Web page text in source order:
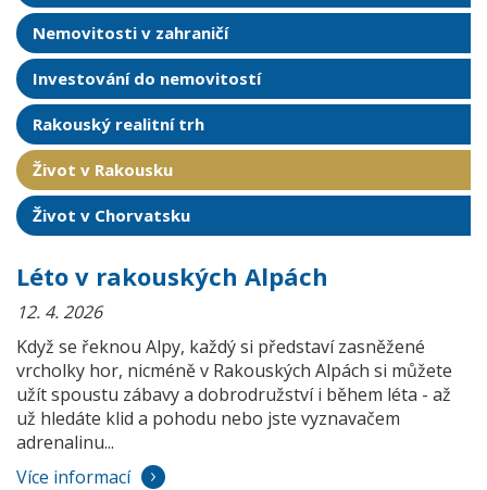
Nemovitosti v zahraničí
Investování do nemovitostí
Rakouský realitní trh
Život v Rakousku
Život v Chorvatsku
Léto v rakouských Alpách
12. 4. 2026
Když se řeknou Alpy, každý si představí zasněžené
vrcholky hor, nicméně v Rakouských Alpách si můžete
užít spoustu zábavy a dobrodružství i během léta - až
už hledáte klid a pohodu nebo jste vyznavačem
adrenalinu...
Více informací